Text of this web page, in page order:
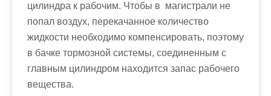
цилиндра к рабочим. Чтобы в магистрали не
попал воздух, перекачанное количество
жидкости необходимо компенсировать, поэтому
в бачке тормозной системы, соединенным с
главным цилиндром находится запас рабочего
вещества.